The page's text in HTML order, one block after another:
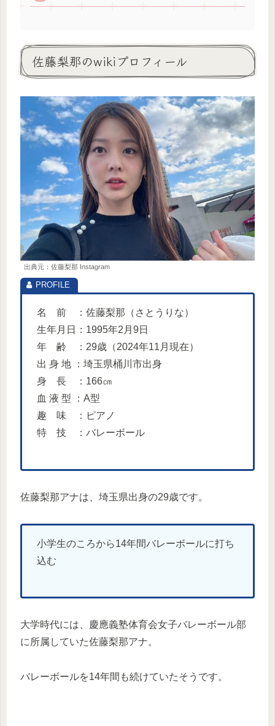
佐藤梨那のwikiプロフィール
出典元：佐藤梨那 Instagram
名 前 ：佐藤梨那（さとうりな）
生年月日：1995年2月9日
年 齢 ：29歳（2024年11月現在）
出 身 地 ：埼玉県桶川市出身
身 長 ：166㎝
血 液 型 ：A型
趣 味 ：ピアノ
特 技 ：バレーボール
佐藤梨那アナは、埼玉県出身の29歳です。
小学生のころから14年間バレーボールに打ち
込む
大学時代には、慶應義塾体育会女子バレーボール部
に所属していた佐藤梨那アナ。
バレーボールを14年間も続けていたそうです。